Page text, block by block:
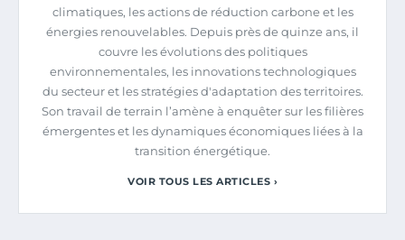
climatiques, les actions de réduction carbone et les
énergies renouvelables. Depuis près de quinze ans, il
couvre les évolutions des politiques
environnementales, les innovations technologiques
du secteur et les stratégies d'adaptation des territoires.
Son travail de terrain l’amène à enquêter sur les filières
émergentes et les dynamiques économiques liées à la
transition énergétique.
VOIR TOUS LES ARTICLES ›